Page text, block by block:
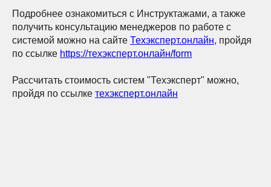
Подробнее ознакомиться с Инструктажами, а также
получить консультацию менеджеров по работе с
системой можно на сайте Техэксперт.онлайн, пройдя
по ссылке https://техэксперт.онлайн/form
Рассчитать стоимость систем "Техэксперт" можно,
пройдя по ссылке техэксперт.онлайн